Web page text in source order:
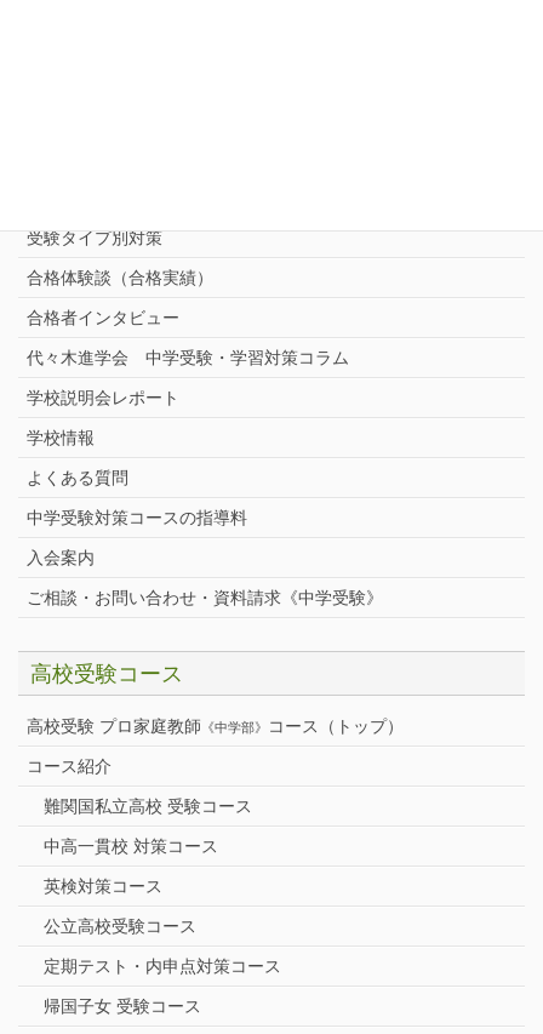
受験タイプ別対策
合格体験談（合格実績）
合格者インタビュー
代々木進学会 中学受験・学習対策コラム
学校説明会レポート
学校情報
よくある質問
中学受験対策コースの指導料
入会案内
ご相談・お問い合わせ・資料請求《中学受験》
高校受験コース
高校受験 プロ家庭教師 《中学部》 コース（トップ）
コース紹介
難関国私立高校 受験コース
中高一貫校 対策コース
英検対策コース
公立高校受験コース
定期テスト・内申点対策コース
帰国子女 受験コース